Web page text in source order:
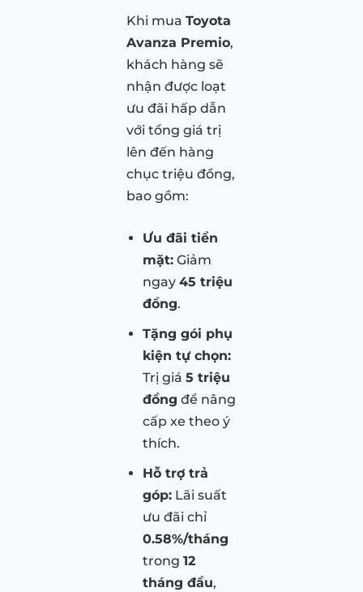
Khi mua Toyota
Avanza Premio,
khách hàng sẽ
nhận được loạt
ưu đãi hấp dẫn
với tổng giá trị
lên đến hàng
chục triệu đồng,
bao gồm:
Ưu đãi tiền
mặt: Giảm
ngay 45 triệu
đồng.
Tặng gói phụ
kiện tự chọn:
Trị giá 5 triệu
đồng để nâng
cấp xe theo ý
thích.
Hỗ trợ trả
góp: Lãi suất
ưu đãi chỉ
0.58%/tháng
trong 12
tháng đầu,